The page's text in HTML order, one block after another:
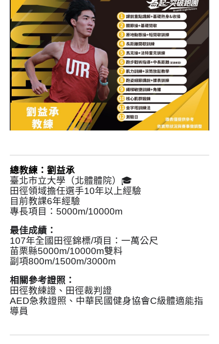
總教練：劉益承
臺北市立大學（北體體院）🎓
田徑領域擔任選手10年以上經驗
目前教課6年經驗
專長項目：5000m/10000m
最佳成績：
107年全國田徑錦標/項目：一萬公尺
苗栗縣5000m/10000m雙料
副項800m/1500m/3000m
相關參考證照：
田徑教練證、田徑裁判證
AED急救證照、中華民國健身協會C級體適能指
導員